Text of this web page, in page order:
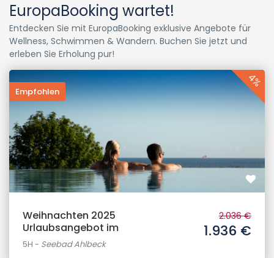
EuropaBooking wartet!
Entdecken Sie mit EuropaBooking exklusive Angebote für
Wellness, Schwimmen & Wandern. Buchen Sie jetzt und
erleben Sie Erholung pur!
Empfohlen
4%
Weihnachten 2025
Urlaubsangebot im
5H - Seebad Ahlbeck
2.036 €
1.936 €